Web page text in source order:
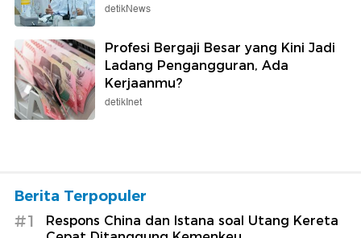
detikNews
Profesi Bergaji Besar yang Kini Jadi
Ladang Pengangguran, Ada
Kerjaanmu?
detikInet
Berita Terpopuler
#1
Respons China dan Istana soal Utang Kereta